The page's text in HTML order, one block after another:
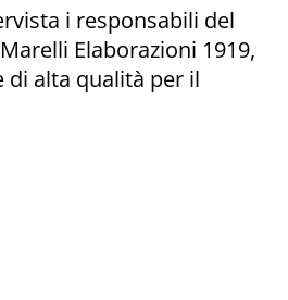
i responsabili del
Elaborazioni 1919,
di alta qualità per il